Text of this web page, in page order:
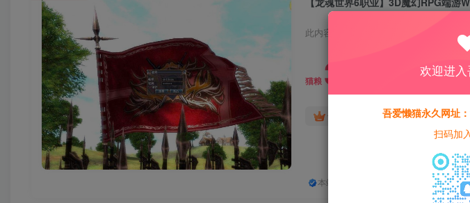
此内容为付费资源，请付费后查看
猫粮 30
黄金会员 15 钻石会员免
本站所有资源均为网络收集整理而来，
欢迎进
吾爱懒猫永久网址
扫码加